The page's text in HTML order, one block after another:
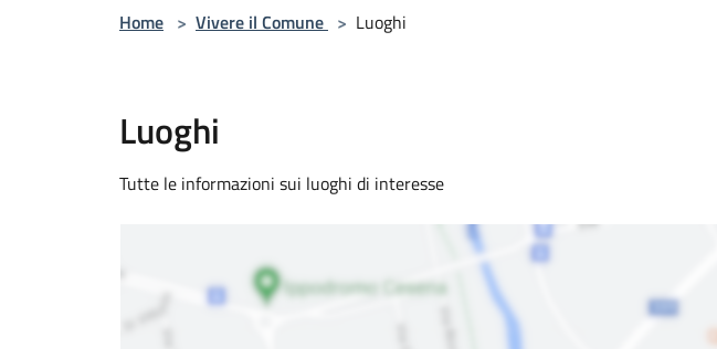
Home > Vivere il Comune > Luoghi
Luoghi
Tutte le informazioni sui luoghi di interesse